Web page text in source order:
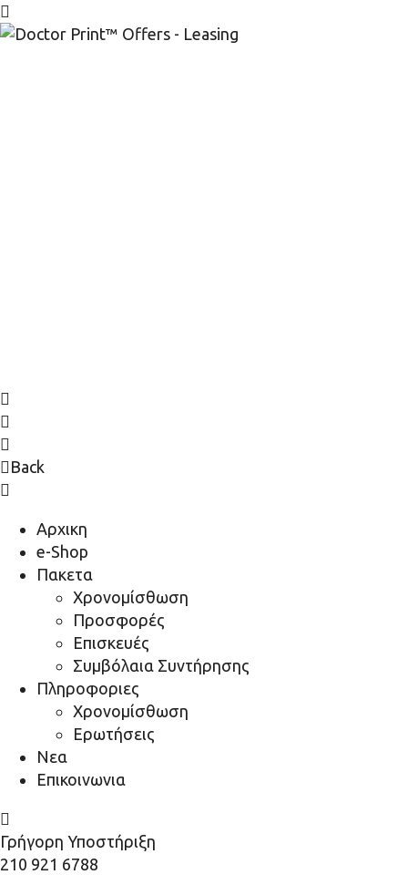
Back
Αρχικη
e-Shop
Πακετα
Χρονομίσθωση
Προσφορές
Επισκευές
Συμβόλαια Συντήρησης
Πληροφοριες
Χρονομίσθωση
Ερωτήσεις
Νεα
Επικοινωνια
Γρήγορη Υποστήριξη
210 921 6788